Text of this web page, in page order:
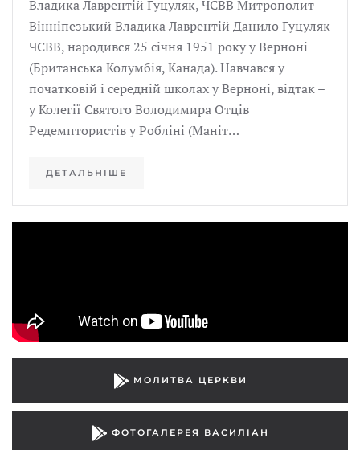
Владика Лаврентій Гуцуляк, ЧСВВ Митрополит
Вінніпезький Владика Лаврентій Данило Гуцуляк
ЧСВВ, народився 25 січня 1951 року у Верноні
(Британська Колумбія, Канада). Навчався у
початковій і середній школах у Верноні, відтак –
у Колегії Святого Володимира Отців
Редемптористів у Робліні (Маніт…
ДЕТАЛЬНІШЕ
МОЛИТВА ЦЕРКВИ
ФОТОГАЛЕРЕЯ ВАСИЛІАН